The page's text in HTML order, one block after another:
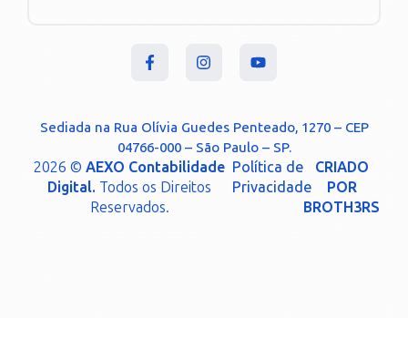
Sediada na Rua Olívia Guedes Penteado, 1270 – CEP
04766-000 – São Paulo – SP.
2026 ©AEXO Contabilidade
Digital. Todos os Direitos
Reservados.
Política de
Privacidade
CRIADO
POR
BROTH3RS